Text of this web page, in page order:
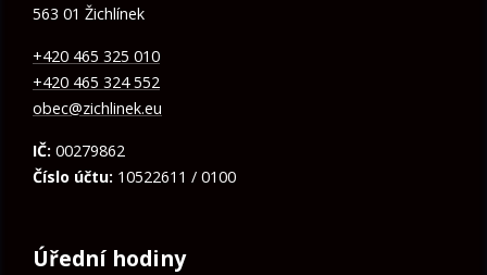
563 01 Žichlínek
+420 465 325 010
+420 465 324 552
obec@zichlinek.eu
IČ: 00279862
Číslo účtu: 10522611 / 0100
Úřední hodiny